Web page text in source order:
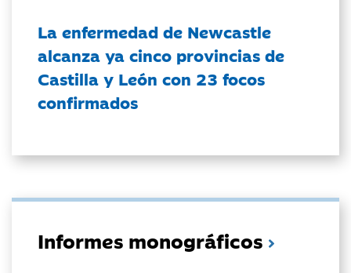
La enfermedad de Newcastle
alcanza ya cinco provincias de
Castilla y León con 23 focos
confirmados
Informes monográficos